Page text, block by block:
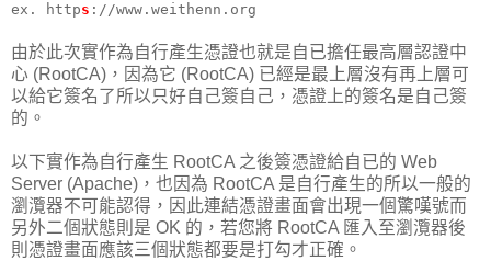
ex. https ://www.weithenn.org
由於此次實作為自行產生憑證也就是自已擔任最高層認證中
心 (RootCA)，因為它 (RootCA) 已經是最上層沒有再上層可
以給它簽名了所以只好自己簽自己，憑證上的簽名是自己簽
的。
以下實作為自行產生 RootCA 之後簽憑證給自已的 Web
Server (Apache)，也因為 RootCA 是自行產生的所以一般的
瀏灠器不可能認得，因此連結憑證畫面會出現一個驚嘆號而
另外二個狀態則是 OK 的，若您將 RootCA 匯入至瀏灠器後
則憑證畫面應該三個狀態都要是打勾才正確。